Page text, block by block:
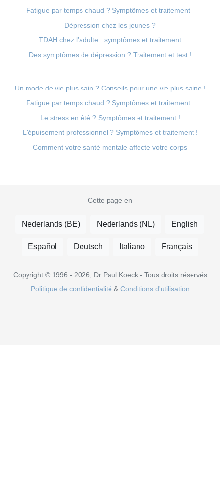
Un mode de vie plus sain ? Conseils pour une vie plus saine !
Fatigue par temps chaud ? Symptômes et traitement !
Le stress en été ? Symptômes et traitement !
L'épuisement professionnel ? Symptômes et traitement !
Comment votre santé mentale affecte votre corps
Fatigue par temps chaud ? Symptômes et traitement !
Dépression chez les jeunes ?
TDAH chez l’adulte : symptômes et traitement
Des symptômes de dépression ? Traitement et test !
Cette page en
Nederlands (BE) Nederlands (NL) English
Español Deutsch Italiano Français
Copyright © 1996 - 2026, Dr Paul Koeck - Tous droits réservés
Politique de confidentialité & Conditions d'utilisation